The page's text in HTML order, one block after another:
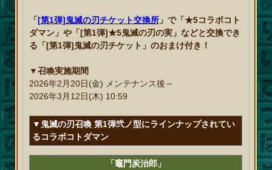
「[第1弾]鬼滅の刃チケット交換所 」で「★5コラボコト
ダマン」や「[第1弾]★5鬼滅の刃の実」などと交換でき
る「[第1弾]鬼滅の刃チケット」のおまけ付き！
▼召喚実施期間
2026年2月20日(金) メンテナンス後～
2026年3月12日(木) 10:59
▼鬼滅の刃召喚 第1弾弐ノ型にラインナップされてい
るコラボコトダマン
「竈門炭治郎」